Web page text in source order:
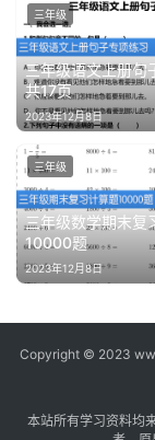
三年级语文上册句
共17页
2023年12月8日
三年级
三年级数学期末复
10000题
2023年12月8日
三年级
Copyright © 2023
本站所有学习资料均